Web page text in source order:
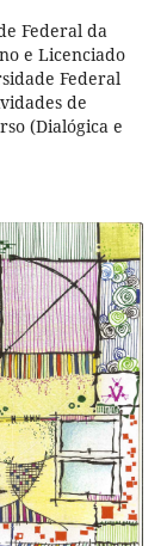
Federal da
e Licenciado
Federal
de
(Dialógica e